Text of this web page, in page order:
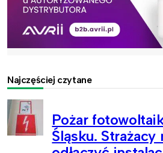
Najczęściej czytane
Pożar
Śląsku. Strażacy